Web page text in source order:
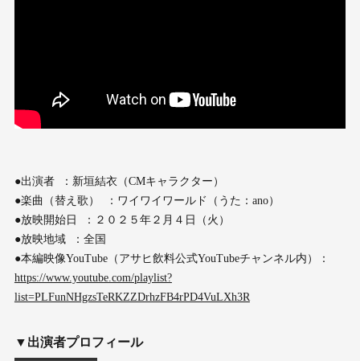
●出演者 ：新垣結衣（CMキャラクター）
●楽曲（替え歌） ：ワイワイワールド（うた：ano）
●放映開始日 ：２０２５年２月４日（火）
●放映地域 ：全国
●本編映像YouTube（アサヒ飲料公式YouTubeチャンネル内）：
https://www.youtube.com/playlist?
list=PLFunNHgzsTeRKZZDrhzFB4rPD4VuLXh3R
▼出演者プロフィール